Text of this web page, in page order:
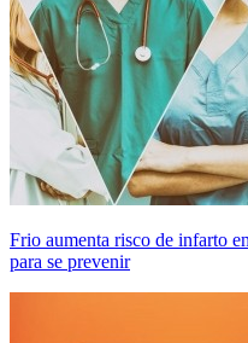
Frio aumenta risco de infarto
para se prevenir